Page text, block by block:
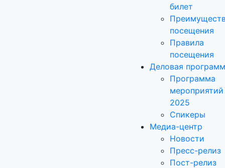
билет
посещения
Правила
посещения
Деловая
Программа
мероприятий
2025
Спикеры
Медиа-центр
Новости
Пресс-релиз
Пост-релиз